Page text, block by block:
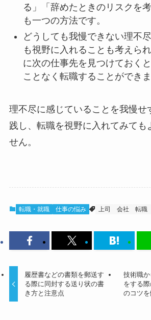
る」「辞めたときのリスクを
も一つの方法です。
どうしても我慢できない理不
も視野に入れることも考えら
に次の仕事先を見つけておく
ことなく転職することができま
理不尽に感じていることを我慢せ
践し、転職を視野に入れてみても
せん。
転職・就職 仕事の悩み 上司 会社 転職
履歴書などの書類を郵送す
る際に同封する送り状の書
き方と注意点
技術職
をする
のコツ